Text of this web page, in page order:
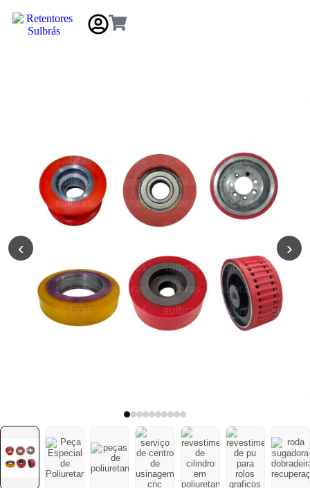
‹ ›
Injeção de
Plástico
Kit reparo
Pneumáticos
Gráfica
Revestimento e
Poliuretano (PU)